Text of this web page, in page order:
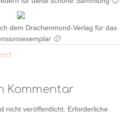
dem Drachenmond-Verlag für das
🙂
Kommentar
nicht veröffentlicht. Erforderliche